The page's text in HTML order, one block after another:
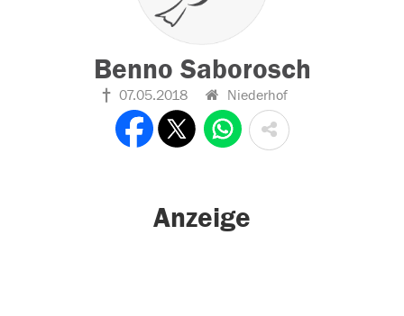
Benno Saborosch
07.05.2018 Niederhof
Anzeige